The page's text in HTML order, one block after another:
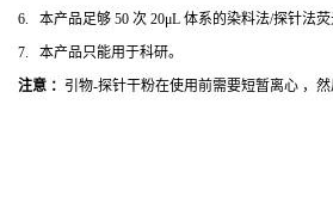
6. 本产品足够 50 次 20μL 体系的染料法/探针法荧
7. 本产品只能用于科研。
注意 ： 引物-探针干粉在使用前需要短暂离心 ，